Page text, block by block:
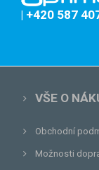
| +420 587
VŠE O
Obchodní
Možnosti